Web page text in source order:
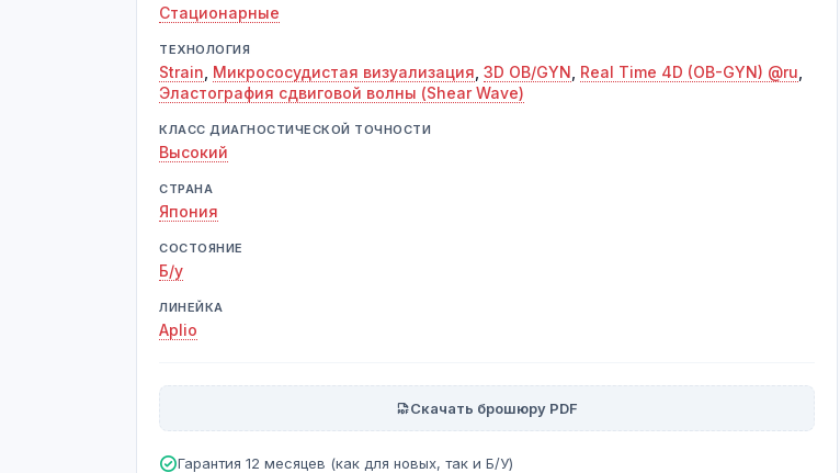
Стационарные
ТЕХНОЛОГИЯ
Strain Микрососудистая визуализация 3D OB/GYN Real Time 4D (OB-GYN) @ru
Эластография сдвиговой волны (Shear Wave)
КЛАСС ДИАГНОСТИЧЕСКОЙ ТОЧНОСТИ
Высокий
СТРАНА
Япония
СОСТОЯНИЕ
Б/у
ЛИНЕЙКА
Aplio
Скачать брошюру PDF
Гарантия 12 месяцев (как для новых, так и Б/У)